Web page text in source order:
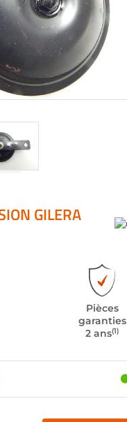
GILERA
Pièces
garanties
2 ans(1)